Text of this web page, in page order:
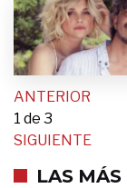
ANTERIOR
1 de 3
SIGUIENTE
LAS